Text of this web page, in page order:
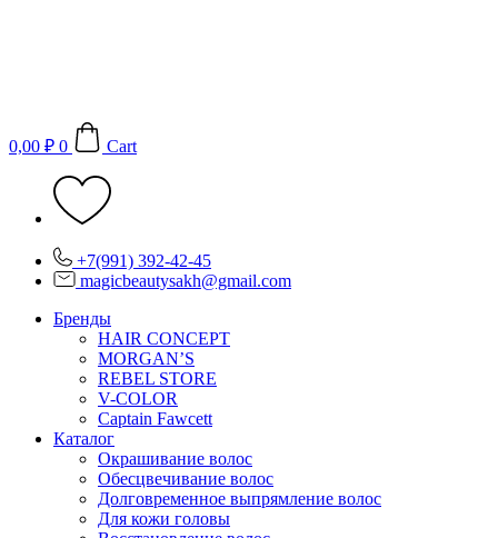
0,00 ₽ 0 Cart
+7(991) 392-42-45
magicbeautysakh@gmail.com
Бренды
HAIR CONCEPT
MORGAN’S
REBEL STORE
V-COLOR
Captain Fawcett
Каталог
Окрашивание волос
Обесцвечивание волос
Долговременное выпрямление волос
Для кожи головы